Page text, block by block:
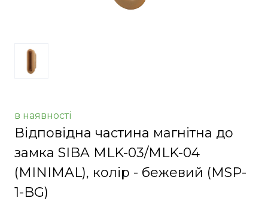
в наявності
Відповідна частина магнітна до
замка SIBA MLK-03/MLK-04
(MINIMAL), колір - бежевий (MSP-
1-BG)